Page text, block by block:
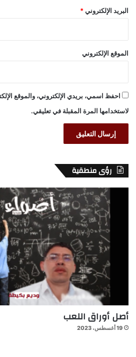
البريد الإلكتروني *
الموقع الإلكتروني
احفظ اسمي، بريدي الإلكتروني، والموقع
لاستخدامها المرة المقبلة في تعليقي.
رؤى منطقية
أصل أوراق اللعب
19 أغسطس، 2023